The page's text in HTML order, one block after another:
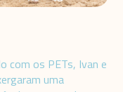
com os PETs, Ivan e
uma